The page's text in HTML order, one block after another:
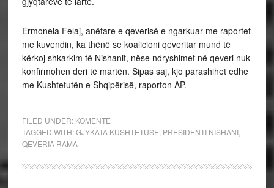
Ermonela Felaj, anëtare e qeverisë e ngarkuar me raportet
me kuvendin, ka thënë se koalicioni qeveritar mund të
kërkoj shkarkim të Nishanit, nëse ndryshimet në qeveri nuk
konfirmohen deri të martën. Sipas saj, kjo parashihet edhe
me Kushtetutën e Shqipërisë, raporton AP.
FILED UNDER: KOMENTE
TAGGED WITH:GJYKATA KUSHTETUSE PRESIDENTI NISHANI,
QEVERIA RAMA